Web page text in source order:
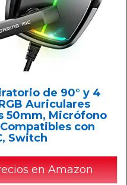
de 90° y 4
Auriculares
50mm, Micrófono
con
Switch
en Amazon